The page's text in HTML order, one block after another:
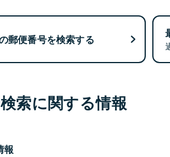
郵便番号を検索する
索に関する情報
報